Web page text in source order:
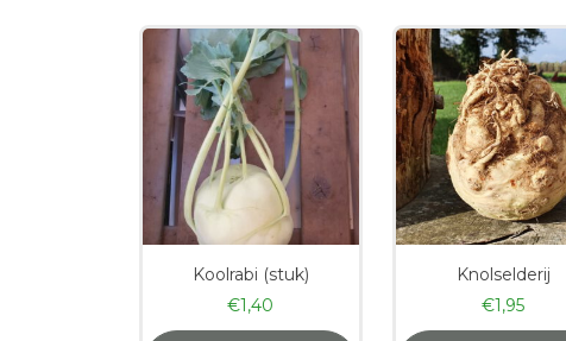
Koolrabi (stuk)
€1,40
Knolselderij
€1,95